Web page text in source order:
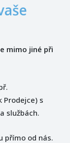
mimo jiné při
s
službách.
přímo od nás.